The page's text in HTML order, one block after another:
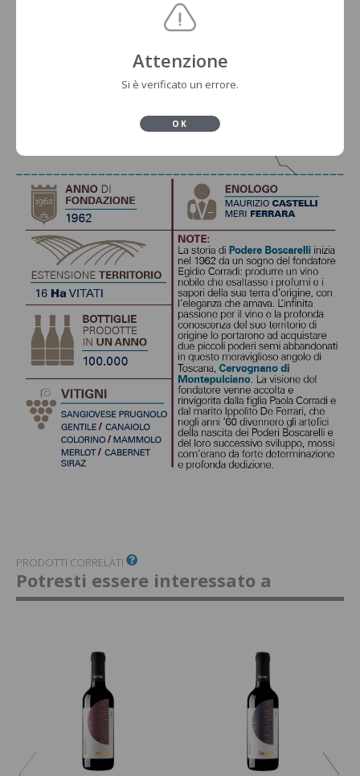
PRODOTTI CORRELATI
Potresti essere interessato a
Attenzione
Si è verificato un errore.
OK